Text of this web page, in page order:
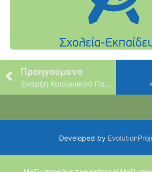
Προηγούμενο
Έναρξη Κοινωνικού Παντοπωλείου
Developed by